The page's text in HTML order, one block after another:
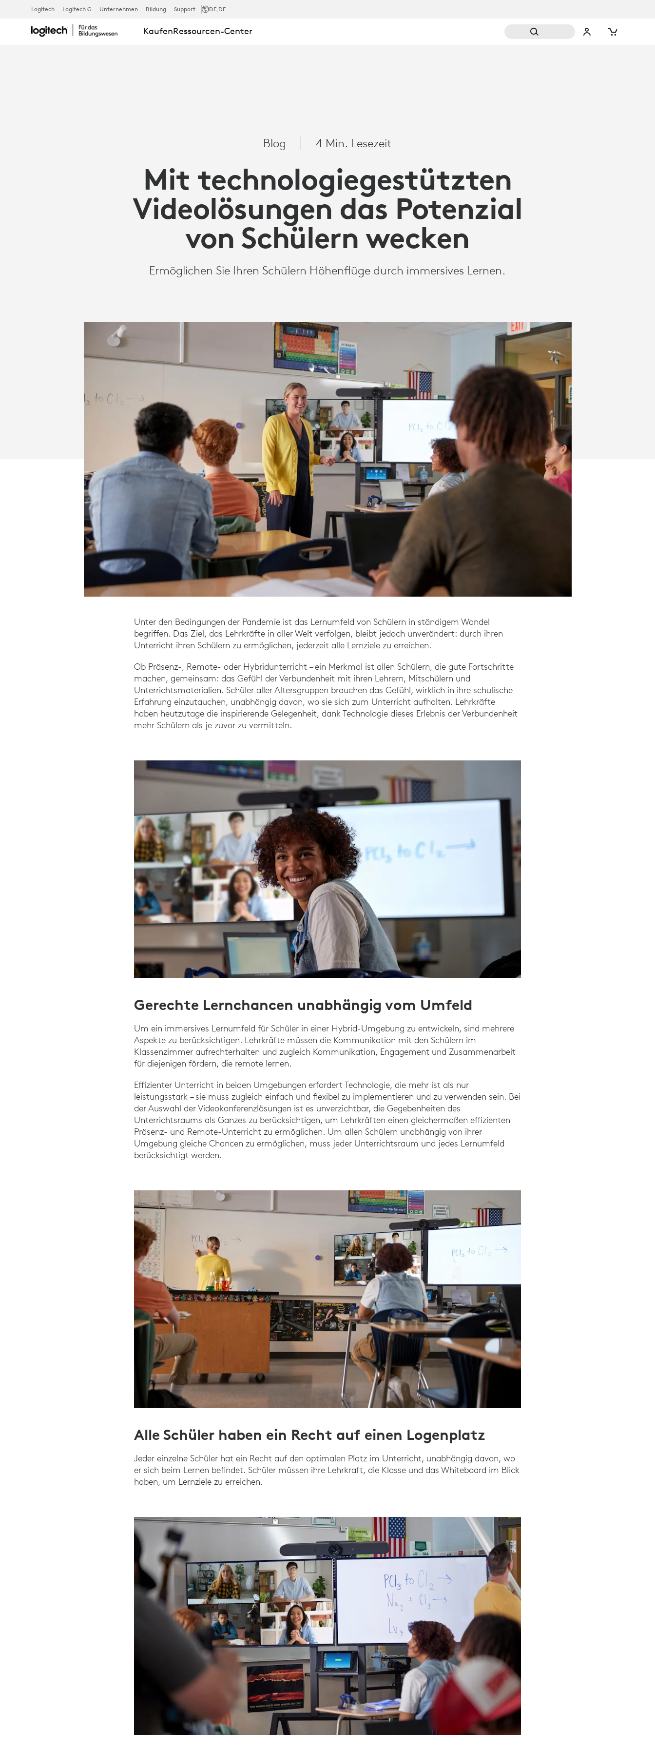
MIT
POTENZIAL
Logitech Logitech G Unternehmen Bildung Support DE,DE
KaufenRessourcen-Center
Blog 4 Min. Lesezeit
Mit technologiegestützten
Videolösungen das Potenzial
von Schülern wecken
Ermöglichen Sie Ihren Schülern Höhenflüge durch immersives Lernen.
Unter den Bedingungen der Pandemie ist das Lernumfeld von Schülern in ständigem Wandel
begriffen. Das Ziel, das Lehrkräfte in aller Welt verfolgen, bleibt jedoch unverändert: durch ihren
Unterricht ihren Schülern zu ermöglichen, jederzeit alle Lernziele zu erreichen.
Ob Präsenz-, Remote- oder Hybridunterricht – ein Merkmal ist allen Schülern, die gute Fortschritte
machen, gemeinsam: das Gefühl der Verbundenheit mit ihren Lehrern, Mitschülern und
Unterrichtsmaterialien. Schüler aller Altersgruppen brauchen das Gefühl, wirklich in ihre schulische
Erfahrung einzutauchen, unabhängig davon, wo sie sich zum Unterricht aufhalten. Lehrkräfte
haben heutzutage die inspirierende Gelegenheit, dank Technologie dieses Erlebnis der Verbundenheit
mehr Schülern als je zuvor zu vermitteln.
Gerechte Lernchancen unabhängig vom Umfeld
Um ein immersives Lernumfeld für Schüler in einer Hybrid-Umgebung zu entwickeln, sind mehrere
Aspekte zu berücksichtigen. Lehrkräfte müssen die Kommunikation mit den Schülern im
Klassenzimmer aufrechterhalten und zugleich Kommunikation, Engagement und Zusammenarbeit
für diejenigen fördern, die remote lernen.
Effizienter Unterricht in beiden Umgebungen erfordert Technologie, die mehr ist als nur
leistungsstark – sie muss zugleich einfach und flexibel zu implementieren und zu verwenden sein. Bei
der Auswahl der Videokonferenzlösungen ist es unverzichtbar, die Gegebenheiten des
Unterrichtsraums als Ganzes zu berücksichtigen, um Lehrkräften einen gleichermaßen effizienten
Präsenz- und Remote-Unterricht zu ermöglichen. Um allen Schülern unabhängig von ihrer
Umgebung gleiche Chancen zu ermöglichen, muss jeder Unterrichtsraum und jedes Lernumfeld
berücksichtigt werden.
Alle Schüler haben ein Recht auf einen Logenplatz
Jeder einzelne Schüler hat ein Recht auf den optimalen Platz im Unterricht, unabhängig davon, wo
er sich beim Lernen befindet. Schüler müssen ihre Lehrkraft, die Klasse und das Whiteboard im Blick
haben, um Lernziele zu erreichen.